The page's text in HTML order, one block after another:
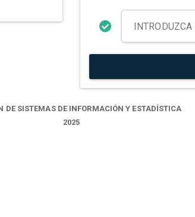
DE SISTEMAS DE INFORMACIÓN Y ESTADÍSTICA
2025